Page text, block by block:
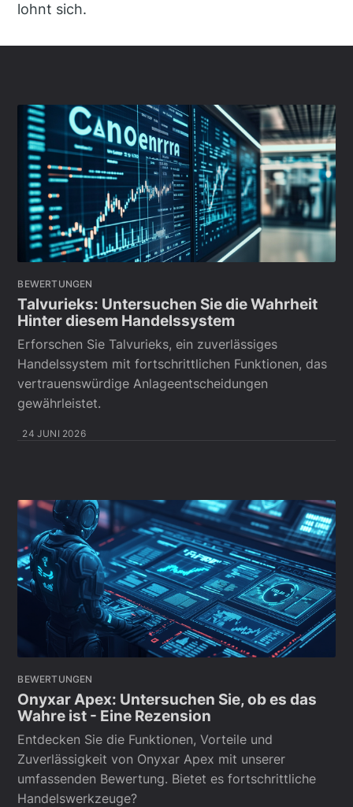
lohnt sich.
BEWERTUNGEN
Talvurieks: Untersuchen Sie die Wahrheit
Hinter diesem Handelssystem
Erforschen Sie Talvurieks, ein zuverlässiges
Handelssystem mit fortschrittlichen Funktionen, das
vertrauenswürdige Anlageentscheidungen
gewährleistet.
24 JUNI 2026
BEWERTUNGEN
Onyxar Apex: Untersuchen Sie, ob es das
Wahre ist - Eine Rezension
Entdecken Sie die Funktionen, Vorteile und
Zuverlässigkeit von Onyxar Apex mit unserer
umfassenden Bewertung. Bietet es fortschrittliche
Handelswerkzeuge?